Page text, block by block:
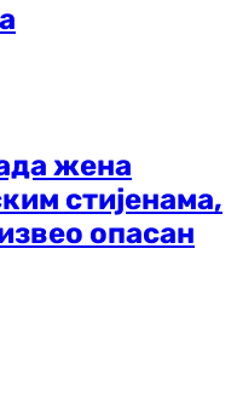
жена
стијенама,
опасан